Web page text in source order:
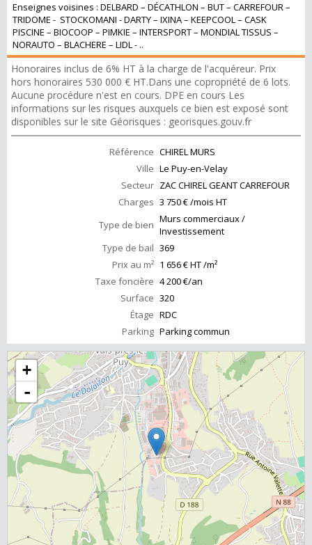
Enseignes voisines : DELBARD – DÉCATHLON – BUT – CARREFOUR –
TRIDOME - STOCKOMANI - DARTY – IXINA – KEEPCOOL – CASK
PISCINE – BIOCOOP – PIMKIE – INTERSPORT – MONDIAL TISSUS –
NORAUTO – BLACHERE – LIDL - ..
Honoraires inclus de 6% HT à la charge de l'acquéreur. Prix
hors honoraires 530 000 € HT.Dans une copropriété de 6 lots.
Aucune procédure n'est en cours. DPE en cours Les
informations sur les risques auxquels ce bien est exposé sont
disponibles sur le site Géorisques : georisques.gouv.fr
Référence CHIREL MURS
Ville Le Puy-en-Velay
Secteur ZAC CHIREL GEANT CARREFOUR
Charges 3 750 € /mois HT
Type de bien Murs commerciaux /
Investissement
Type de bail 369
Prix au m² 1 656 € HT /m²
Taxe foncière 4 200 €/an
Surface 320
Étage RDC
Parking Parking commun
+
-